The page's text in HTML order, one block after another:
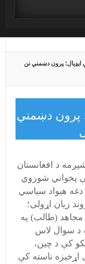
پرون دښمني نن
پرون دښمني
د افغانستان
پخواني شوروي
دغه هیواد سياسي
زيان اړولی؛
(طالب) په
د سوال لاس
کې د چين،
اړخيزه ناسته کې